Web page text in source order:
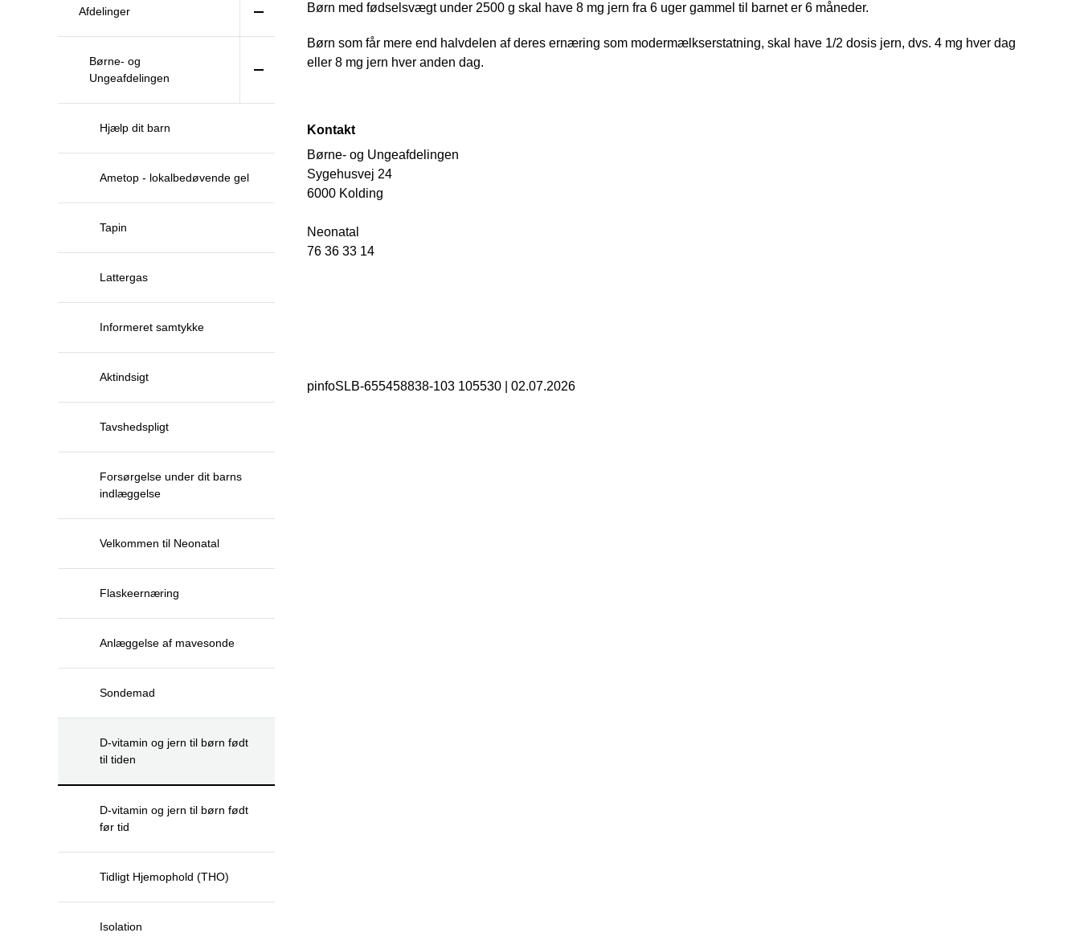
Afdelinger
Børne- og
Ungeafdelingen
Hjælp dit barn
Ametop - lokalbedøvende gel
Tapin
Lattergas
Informeret samtykke
Aktindsigt
Tavshedspligt
Forsørgelse under dit barns
indlæggelse
Velkommen til Neonatal
Flaskeernæring
Anlæggelse af mavesonde
Sondemad
D-vitamin og jern til børn født
til tiden
D-vitamin og jern til børn født
før tid
Tidligt Hjemophold (THO)
Isolation
Børn med fødselsvægt under 2500 g skal have 8 mg jern fra 6 uger gammel til barnet er 6 måneder.
Børn som får mere end halvdelen af deres ernæring som modermælkserstatning, skal have 1/2 dosis jern, dvs. 4 mg hver dag
eller 8 mg jern hver anden dag.
Kontakt
Børne- og Ungeafdelingen
Sygehusvej 24
6000 Kolding
Neonatal
76 36 33 14
pinfoSLB-655458838-103 105530 02.07.2026